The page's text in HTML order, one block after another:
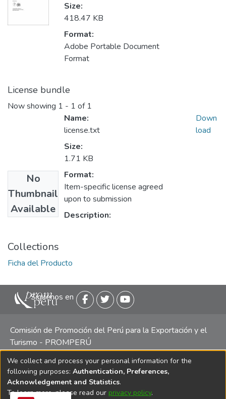
Size:
418.47 KB
Format:
Adobe Portable Document
Format
License bundle
Now showing 1 - 1 of 1
No
Thumbnail
Available
Name:
license.txt
Size:
1.71 KB
Format:
Item-specific license agreed
upon to submission
Description:
Down
load
Collections
Ficha del Producto
Siguenos en
Comisión de Promoción del Perú para la Exportación y el
Turismo - PROMPERÚ
Central telefónica: (511) 616 7300 / 616 7400 Calle Uno
Oeste 50, Edificio Mincetur, Pisos 13 y 14, San Isidro -
Lima
We collect and process your personal information for the
following purposes: Authentication, Preferences,
Acknowledgement and Statistics.
To learn more, please read our privacy policy.